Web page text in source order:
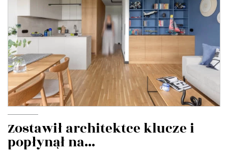
Zostawił architektce klucze i
popłynął na...